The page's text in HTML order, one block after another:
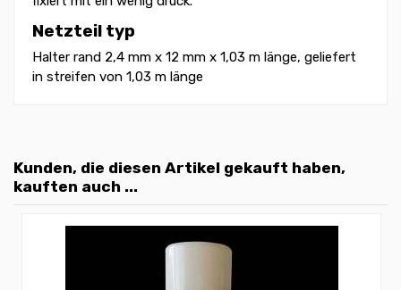
Netzteil typ
Halter rand 2,4 mm x 12 mm x 1,03 m länge, geliefert
in streifen von 1,03 m länge
Kunden, die diesen Artikel gekauft haben,
kauften auch ...